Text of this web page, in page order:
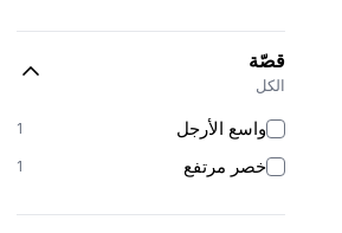
قصّة
الكل
واسع الأرجل 1
خصر مرتفع 1